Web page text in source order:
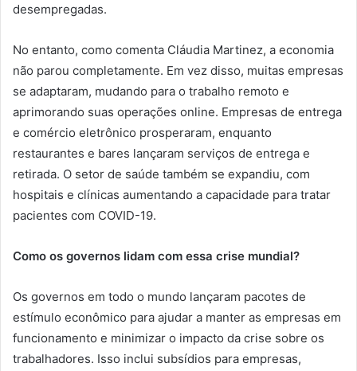
desempregadas.
No entanto, como comenta Cláudia Martinez, a economia
não parou completamente. Em vez disso, muitas empresas
se adaptaram, mudando para o trabalho remoto e
aprimorando suas operações online. Empresas de entrega
e comércio eletrônico prosperaram, enquanto
restaurantes e bares lançaram serviços de entrega e
retirada. O setor de saúde também se expandiu, com
hospitais e clínicas aumentando a capacidade para tratar
pacientes com COVID-19.
Como os governos lidam com essa crise mundial?
Os governos em todo o mundo lançaram pacotes de
estímulo econômico para ajudar a manter as empresas em
funcionamento e minimizar o impacto da crise sobre os
trabalhadores. Isso inclui subsídios para empresas,